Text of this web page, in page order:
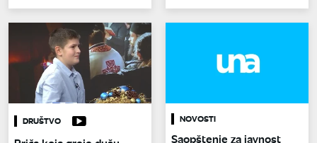
DRUŠTVO NOVOSTI
Saopštenje za javnost